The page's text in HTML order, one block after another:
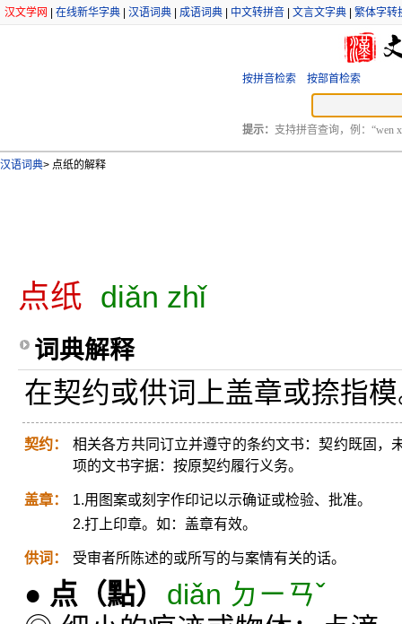
汉文学网 在线新华字典 汉语词典 成语词典 中文转拼音 文言文字典 繁体字转
按拼音检索 按部首检索
提示： 支持拼音查询，例：“wen
汉语词典> 点纸的解释
点纸 diǎn zhǐ
词典解释
在契约或供词上盖章或捺指
契约：
相关各方共同订立并遵守的条约文书：契约既固，
项的文书字据：按原契约履行义务。
盖章：
1.用图案或刻字作印记以示确证或检验、批准。
2.打上印章。如：盖章有效。
供词： 受审者所陈述的或所写的与案情有关的话。
● 点 （點）
diǎn ㄉㄧㄢˇ